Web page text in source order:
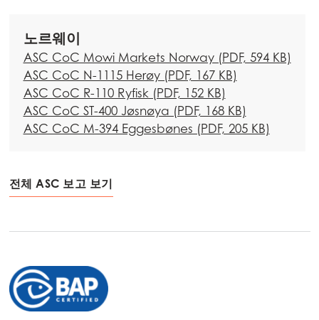
노르웨이
ASC CoC Mowi Markets Norway (PDF, 594 KB)
ASC CoC N-1115 Herøy (PDF, 167 KB)
ASC CoC R-110 Ryfisk (PDF, 152 KB)
ASC CoC ST-400 Jøsnøya (PDF, 168 KB)
ASC CoC M-394 Eggesbønes (PDF, 205 KB)
전체 ASC 보고 보기